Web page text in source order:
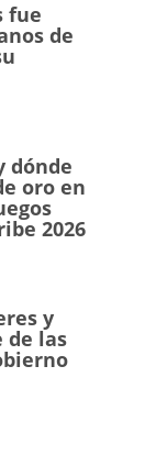
fue
de
dónde
oro en
2026
y
de las